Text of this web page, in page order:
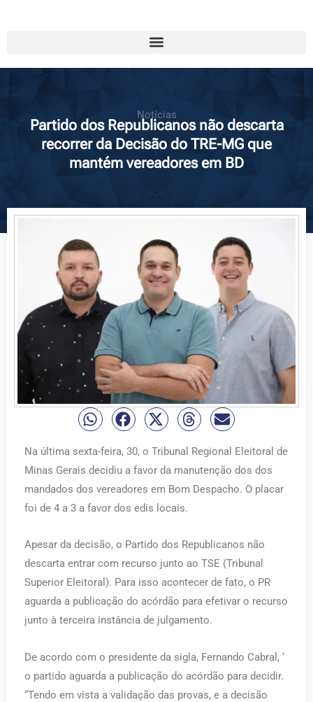
Notícias
Partido dos Republicanos não descarta
recorrer da Decisão do TRE-MG que
mantém vereadores em BD
Na última sexta-feira, 30, o Tribunal Regional Eleitoral de
Minas Gerais decidiu a favor da manutenção dos dos
mandados dos vereadores em Bom Despacho. O placar
foi de 4 a 3 a favor dos edis locais.
Apesar da decisão, o Partido dos Republicanos não
descarta entrar com recurso junto ao TSE (Tribunal
Superior Eleitoral). Para isso acontecer de fato, o PR
aguarda a publicação do acórdão para efetivar o recurso
junto à terceira instância de julgamento.
De acordo com o presidente da sigla, Fernando Cabral, ‘
o partido aguarda a publicação do acórdão para decidir.
“Tendo em vista a validação das provas, e a decisão